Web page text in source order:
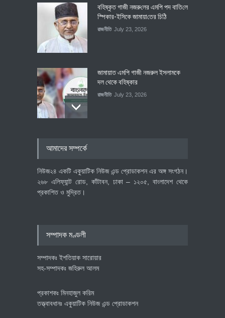
বহিষ্কৃত গাজী নজরু‌লের এম‌পি পদ বা‌তি‌লে
স্পিকার-ইসিকে জামায়া‌তের চি‌ঠি
রাজনীতি July 23, 2026
জামায়াত এমপি গাজী নজরুল ইসলামকে
দল থেকে বহিষ্কার
রাজনীতি July 23, 2026
আমাদের সম্পর্কে
নিউজ২৪ একটি একুয়াটিক নিউজ এন্ড প্রোডাকশন এর অঙ্গ সংগঠন।
২৬৮ এলিফ্যান্ট রোড, কাঁটাবন, ঢাকা – ১২০৫, বাংলাদেশ থেকে
প্রকাশিত ও মুদ্রিত।
সম্পাদক মণ্ডলী
সম্পাদকঃ ইশতিয়াক সারোয়ার
সহ-সম্পাদকঃ জহিরুল আলম
প্রকাশকঃ মিনহাজুল করিম
তত্ত্বাবধানঃ একুয়াটিক নিউজ এন্ড প্রোডাকশন